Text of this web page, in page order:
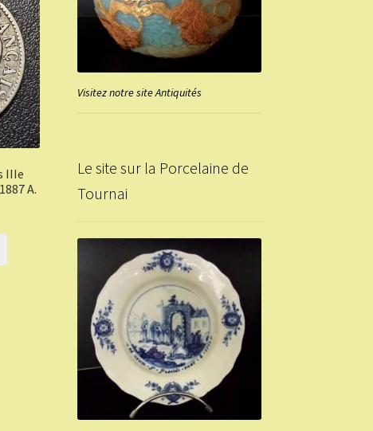
IIIe
A.
Visitez notre site Antiquités
Le site sur la Porcelaine de
Tournai